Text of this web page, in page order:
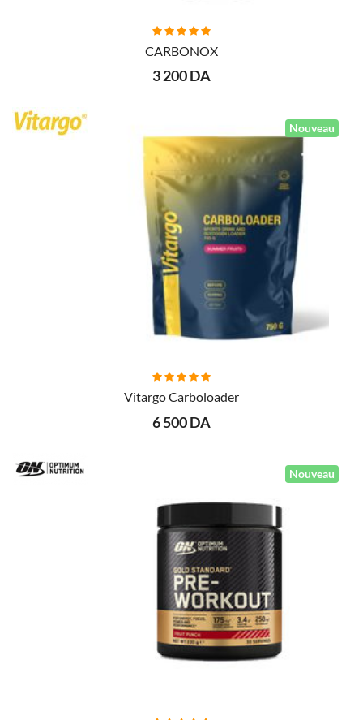
AJOUTER AU PANIER
CARBONOX
3 200 DA
Nouveau
AJOUTER AU PANIER
Vitargo Carboloader
6 500 DA
Nouveau